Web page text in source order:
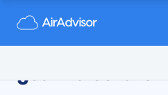
AirAsia
vlucht die